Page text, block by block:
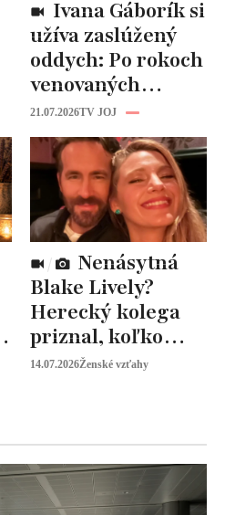
užíva zaslúžený
oddych: Po rokoch
venovaných
rodine prišiel čas
na seba
21.07.2026TV JOJ
Blake Lively?
Herecký kolega
priznal, koľko
peňazí od neho
14.07.2026Ženské vzťahy